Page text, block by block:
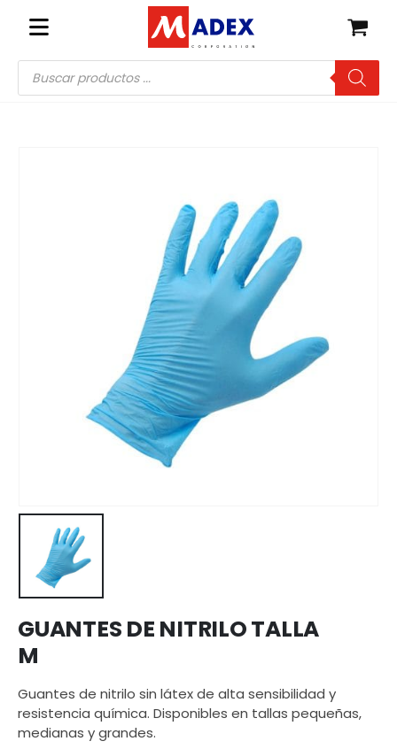
Búsqueda
de
productos
GUANTES DE NITRILO TALLA
M
Guantes de nitrilo sin látex de alta sensibilidad y
resistencia química. Disponibles en tallas pequeñas,
medianas y grandes.